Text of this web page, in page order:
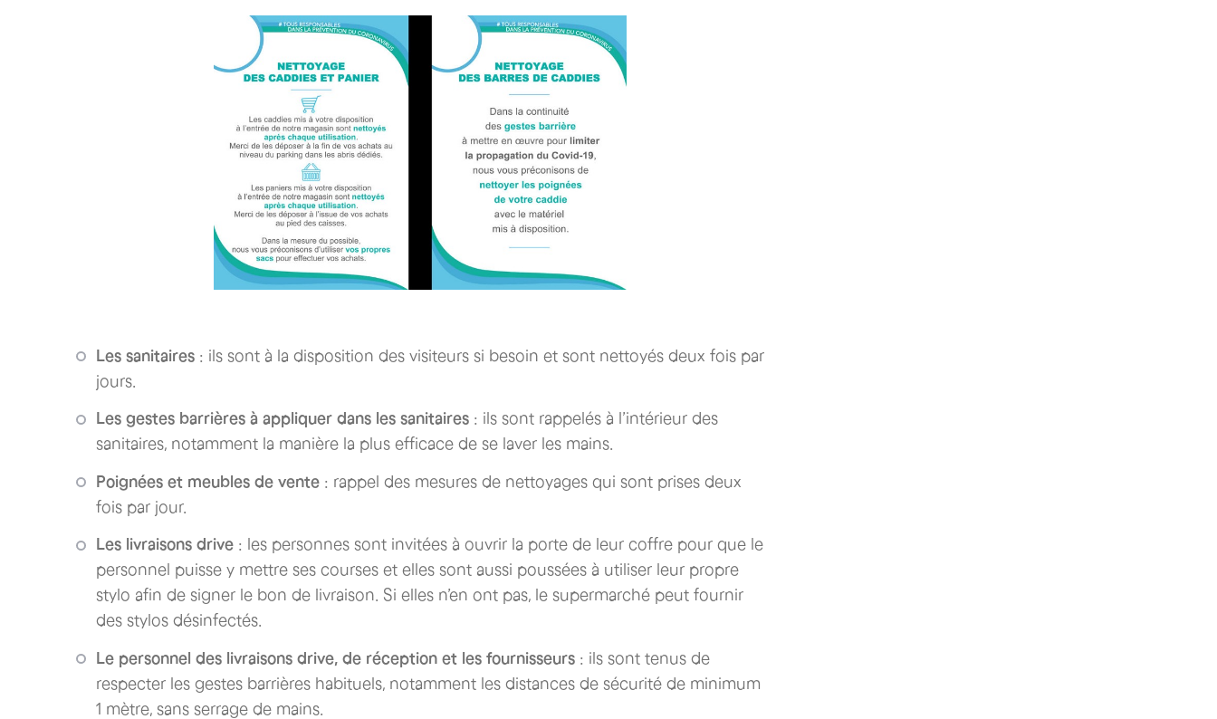
Les sanitaires : ils sont à la disposition des visiteurs si besoin et sont nettoyés deux fois par
jours.
Les gestes barrières à appliquer dans les sanitaires : ils sont rappelés à l’intérieur des
sanitaires, notamment la manière la plus efficace de se laver les mains.
Poignées et meubles de vente : rappel des mesures de nettoyages qui sont prises deux
fois par jour.
Les livraisons drive : les personnes sont invitées à ouvrir la porte de leur coffre pour que le
personnel puisse y mettre ses courses et elles sont aussi poussées à utiliser leur propre
stylo afin de signer le bon de livraison. Si elles n’en ont pas, le supermarché peut fournir
des stylos désinfectés.
Le personnel des livraisons drive, de réception et les fournisseurs : ils sont tenus de
respecter les gestes barrières habituels, notamment les distances de sécurité de minimum
1 mètre, sans serrage de mains.